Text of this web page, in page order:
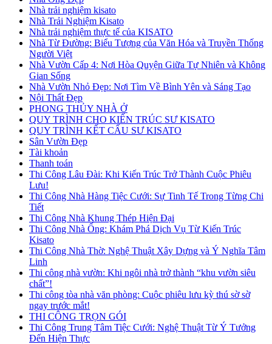
Nhà trải nghiệm kisato
Nhà Trải Nghiệm Kisato
Nhà trải nghiệm thực tế của KISATO
Nhà Từ Đường: Biểu Tượng của Văn Hóa và Truyền Thống
Người Việt
Nhà Vườn Cấp 4: Nơi Hòa Quyện Giữa Tự Nhiên và Không
Gian Sống
Nhà Vườn Nhỏ Đẹp: Nơi Tìm Về Bình Yên và Sáng Tạo
Nội Thất Đẹp
PHONG THỦY NHÀ Ở
QUY TRÌNH CHO KIẾN TRÚC SƯ KISATO
QUY TRÌNH KẾT CẤU SƯ KISATO
Sân Vườn Đẹp
Tài khoản
Thanh toán
Thi Công Lâu Đài: Khi Kiến Trúc Trở Thành Cuộc Phiêu
Lưu!
Thi Công Nhà Hàng Tiệc Cưới: Sự Tinh Tế Trong Từng Chi
Tiết
Thi Công Nhà Khung Thép Hiện Đại
Thi Công Nhà Ống: Khám Phá Dịch Vụ Từ Kiến Trúc
Kisato
Thi Công Nhà Thờ: Nghệ Thuật Xây Dựng và Ý Nghĩa Tâm
Linh
Thi công nhà vườn: Khi ngôi nhà trở thành “khu vườn siêu
chất”!
Thi công tòa nhà văn phòng: Cuộc phiêu lưu kỳ thú sờ sờ
ngay trước mắt!
THI CÔNG TRỌN GÓI
Thi Công Trung Tâm Tiệc Cưới: Nghệ Thuật Từ Ý Tưởng
Đến Hiện Thực